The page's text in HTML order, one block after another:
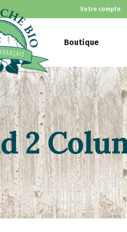
Votre compte
Boutique
2